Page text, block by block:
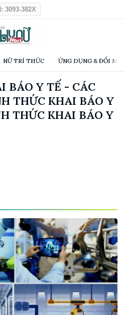
3093-382X
NỮ TRÍ THỨC ỨNG DỤNG & ĐỔI
BÁO Y TẾ - CÁC
THỨC KHAI BÁO Y
THỨC KHAI BÁO Y